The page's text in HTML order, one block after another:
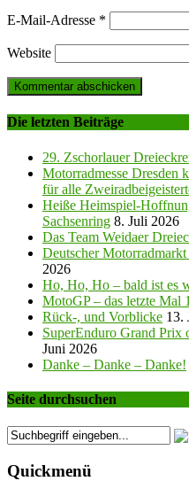
E-Mail-Adresse *
Website
Die letzten Beiträge
29. Zschorlauer
Motorradmesse Dresden
für alle
Heiße Heimspiel-
Sachsenring 8. Juli 2026
Das Team Weidaer
Deutscher
2026
Ho, Ho, Ho – bald ist es
MotoGP – das letzte Mal
Rück-, und Vorblicke 13.
SuperEnduro Grand Prix
Juni 2026
Danke – Danke – Danke!
Seite durchsuchen
Quickmenü